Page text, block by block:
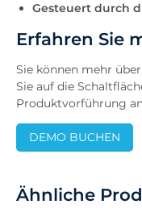
Gesteuert durch
Erfahren Sie
Sie können mehr
Sie auf die
Produktvorführung
DEMO BUCHEN
Ähnliche